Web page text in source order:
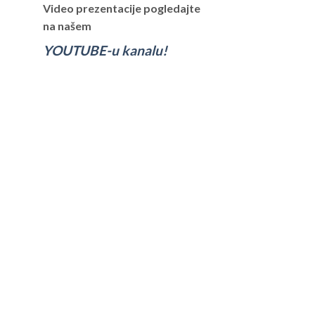
Video prezentacije pogledajte
na našem
YOUTUBE-u kanalu!